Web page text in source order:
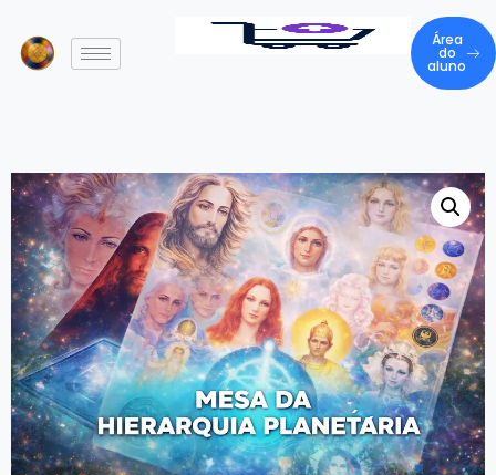
Área
do
aluno